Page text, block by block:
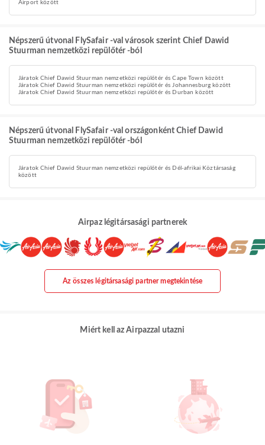
Airport között
Népszerű útvonal FlySafair -val városok szerint Chief Dawid
Stuurman nemzetközi repülőtér -ból
Járatok Chief Dawid Stuurman nemzetközi repülőtér és Cape Town között
Járatok Chief Dawid Stuurman nemzetközi repülőtér és Johannesburg között
Járatok Chief Dawid Stuurman nemzetközi repülőtér és Durban között
Népszerű útvonal FlySafair -val országonként Chief Dawid
Stuurman nemzetközi repülőtér -ból
Járatok Chief Dawid Stuurman nemzetközi repülőtér és Dél-afrikai Köztársaság
között
Airpaz légitársasági partnerek
Az összes légitársasági partner megtekintése
Miért kell az Airpazzal utazni